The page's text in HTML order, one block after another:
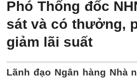
Phó Thống đốc
sát và có thưởng,
giảm lãi suất
Lãnh đạo Ngân hàng Nhà